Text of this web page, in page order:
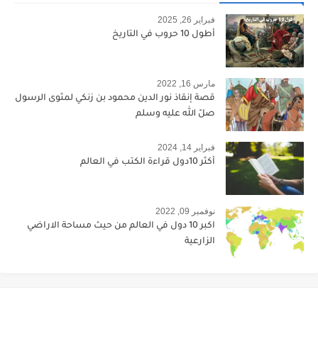
فبراير 26, 2025
أطول 10 حروب في التاريخ
مارس 16, 2022
قصة إنقاذ نور الدين محمود بن زنكي لمثوى الرسول
صلّ الله عليه وسلم
فبراير 14, 2024
أكثر 10دول قراءة الكتب في العالم
نوفمبر 09, 2022
اكبر 10 دول في العالم من حيث مساحة الاراضي
الزارعية